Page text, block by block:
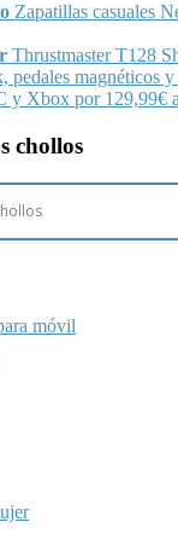
Zapatillas casuales
Thrustmaster T128
pedales magnéticos
y Xbox por 129,99€
chollos
móvil